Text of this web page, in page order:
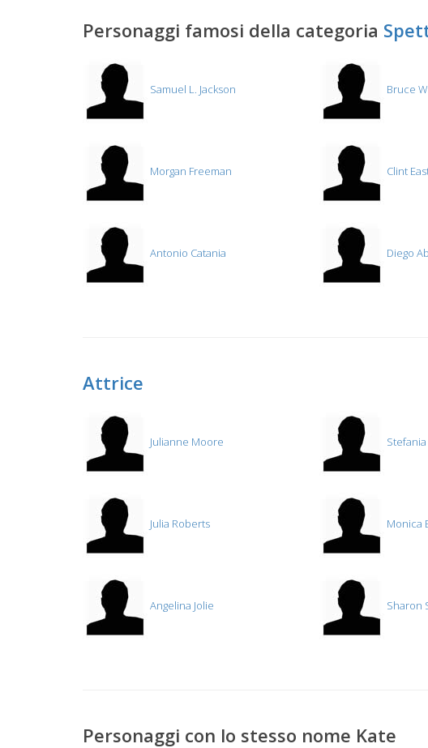
Personaggi famosi della categoria
Samuel L. Jackson Bruce
Morgan Freeman Clint
Antonio Catania Diego
Attrice
Julianne Moore
Julia Roberts Monica
Angelina Jolie Sharon
Personaggi con lo stesso nome Kate